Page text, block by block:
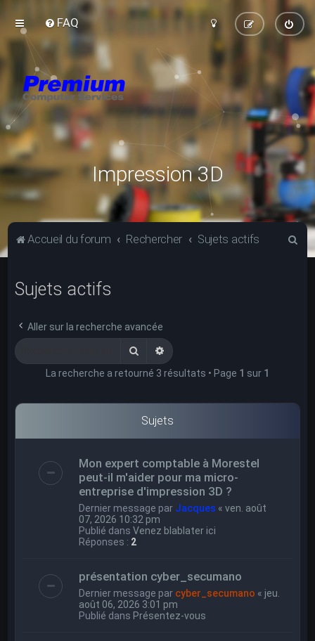
FAQ
Impression 3D
Accueil du forum Rechercher Sujets actifs
Sujets actifs
Aller sur la recherche avancée
RechercherRecherche avancée
La recherche a retourné 3 résultats • Page 1 sur 1
Sujets
Mon expert comptable à Morestel
peut-il m'aider pour ma micro-
entreprise d'impression 3D ?
Dernier message par Jacques «ven. août
07, 2026 10:32 pm
Publié dansVenez blablater ici
Réponses : 2
présentation cyber_secumano
Dernier message par cyber_secumano « jeu.
août 06, 2026 3:01 pm
Publié dans Présentez-vous